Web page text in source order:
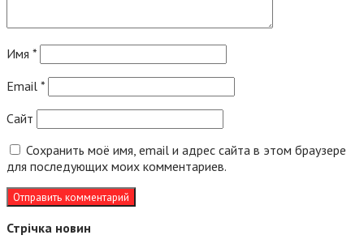
Имя *
Email *
Сайт
Сохранить моё имя, email и адрес сайта в этом браузере
для последующих моих комментариев.
Стрічка новин